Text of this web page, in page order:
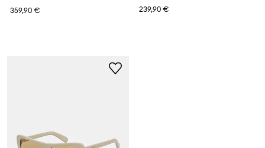
359,90 €
239,90 €